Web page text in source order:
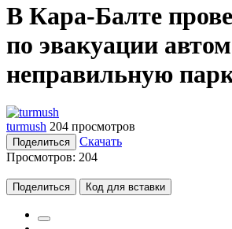
В Кара-Балте
по эвакуации
неправильную
turmush 204 просмотров
Поделиться
Скачать
Просмотров: 204
Поделиться Код для вставки